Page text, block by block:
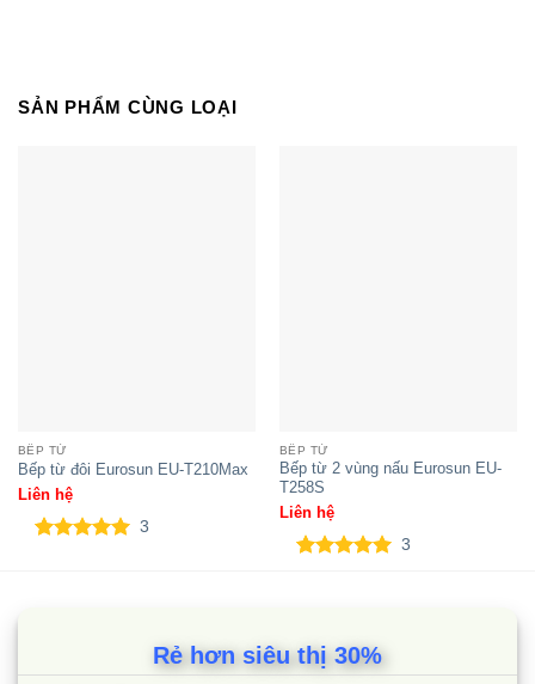
Bếp đôi điện từ SUNHOUSE SHB
Bếp đôi điện từ SUNHOUSE
SẢN PHẨM CÙNG LOẠI
BẾP TỪ
Bếp từ đôi Eurosun EU-T210Max
Liên hệ
3
BẾP TỪ
Bếp từ 2 vùng nấu Eurosun EU-
T258S
Liên hệ
3
Rẻ hơn siêu thị 30%